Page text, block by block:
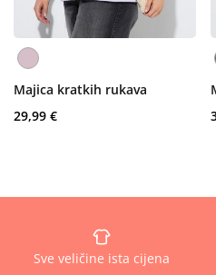
Majica kratkih rukava
29,99 €
Sve veličine ista cijena